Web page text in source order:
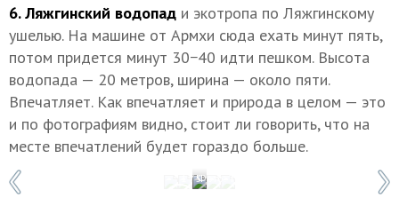
6. Ляжгинский водопад и экотропа по Ляжгинскому
ушелью. На машине от Армхи сюда ехать минут пять,
потом придется минут 30−40 идти пешком. Высота
водопада — 20 метров, ширина — около пяти.
Впечатляет. Как впечатляет и природа в целом — это
и по фотографиям видно, стоит ли говорить, что на
месте впечатлений будет гораздо больше.
Фото: Тимур Агиров
1 / 5